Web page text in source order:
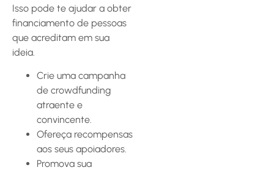
Isso pode te ajudar a obter
financiamento de pessoas
que acreditam em sua
ideia.
Crie uma campanha
de crowdfunding
atraente e
convincente.
Ofereça recompensas
aos seus apoiadores.
Promova sua